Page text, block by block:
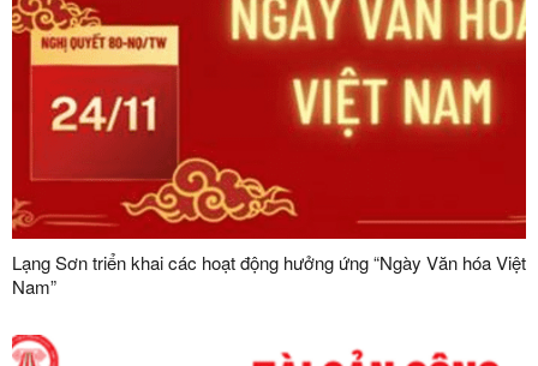
Lạng Sơn triển khai các hoạt động hưởng ứng “Ngày Văn hóa Việt
Nam”